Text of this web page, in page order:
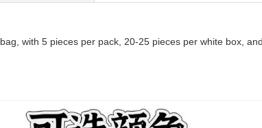
with 5 pieces per pack, 20-25 pieces per white box,